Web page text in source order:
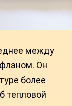
между
Он
более
тепловой